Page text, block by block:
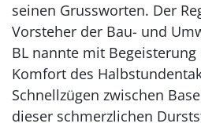
seinen Grussworten. Der
Vorsteher der Bau- und
BL nannte mit
Komfort des
Schnellzügen zwischen
dieser schmerzlichen